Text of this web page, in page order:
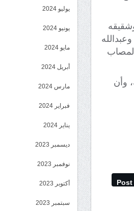
وأن
Post
يوليو 2024
يونيو 2024
مايو 2024
أبريل 2024
مارس 2024
فبراير 2024
يناير 2024
ديسمبر 2023
نوفمبر 2023
أكتوبر 2023
سبتمبر 2023